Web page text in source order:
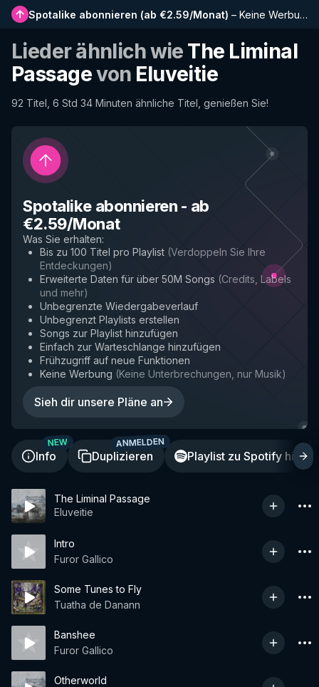
Spotalike abonnieren (ab €2.59/Monat) – Keine Werbung, längere Playlists, vollständiger Verlauf und Frühzugriff auf neue Funktionen
Lieder ähnlich wie The Liminal
Passagevon Eluveitie
92 Titel, 6 Std 34 Minuten ähnliche Titel, genießen Sie!
Spotalike abonnieren - ab
€2.59/Monat
Was Sie erhalten:
Bis zu 100 Titel pro Playlist (Verdoppeln Sie Ihre
Entdeckungen)
Erweiterte Daten für über 50M Songs (Credits, Labels
und mehr)
Unbegrenzte Wiedergabeverlauf
Unbegrenzt Playlists erstellen
Songs zur Playlist hinzufügen
Einfach zur Warteschlange hinzufügen
Frühzugriff auf neue Funktionen
Keine Werbung (Keine Unterbrechungen, nur Musik)
Sieh dir unsere Pläne an
Info
NEW
Duplizieren
ANMELDEN
Playlist zu Spotify
The Liminal Passage
Eluveitie
Intro
Furor Gallico
Some Tunes to Fly
Tuatha de Danann
Banshee
Furor Gallico
Otherworld